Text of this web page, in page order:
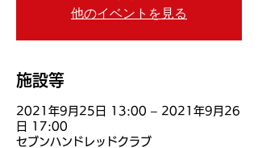
他のイベントを見る
施設等
2021年9月25日 13:00 – 2021年9月26
日 17:00
セブンハンドレッドクラブ